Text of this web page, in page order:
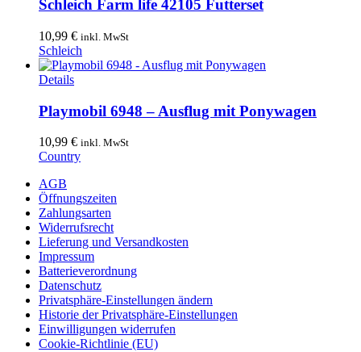
Schleich Farm life 42105 Futterset
10,99 € inkl. MwSt
Schleich
Details
Playmobil 6948 – Ausflug mit Ponywagen
10,99 € inkl. MwSt
Country
AGB
Öffnungszeiten
Zahlungsarten
Widerrufsrecht
Lieferung und Versandkosten
Impressum
Batterieverordnung
Datenschutz
Privatsphäre-Einstellungen ändern
Historie der Privatsphäre-Einstellungen
Einwilligungen widerrufen
Cookie-Richtlinie (EU)